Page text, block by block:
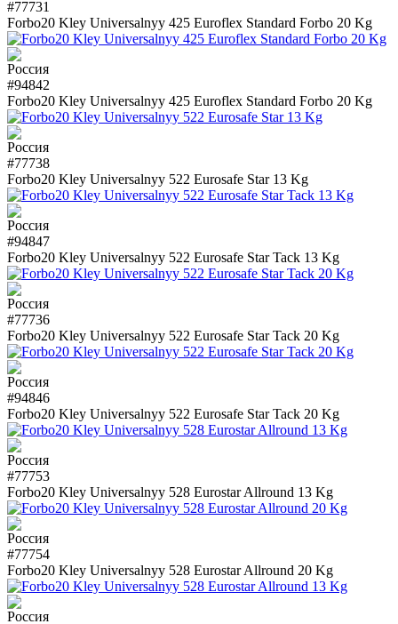
#77731
Forbo20 Kley Universalnyy 425 Euroflex Standard Forbo 20 Kg
#94842
Forbo20 Kley Universalnyy 425 Euroflex Standard Forbo 20 Kg
#77738
Forbo20 Kley Universalnyy 522 Eurosafe Star 13 Kg
#94847
Forbo20 Kley Universalnyy 522 Eurosafe Star Tack 13 Kg
#77736
Forbo20 Kley Universalnyy 522 Eurosafe Star Tack 20 Kg
#94846
Forbo20 Kley Universalnyy 522 Eurosafe Star Tack 20 Kg
#77753
Forbo20 Kley Universalnyy 528 Eurostar Allround 13 Kg
#77754
Forbo20 Kley Universalnyy 528 Eurostar Allround 20 Kg